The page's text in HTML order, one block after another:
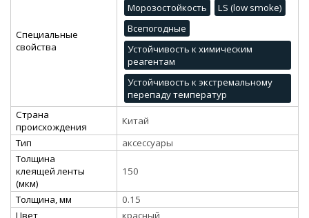
Специальные
свойства
Морозостойкость
LS (low smoke)
Всепогодные
Устойчивость к химическим
реагентам
Устойчивость к экстремальному
перепаду температур
Страна
происхождения
Китай
Тип
аксессуары
Толщина
клеящей ленты
(мкм)
150
Толщина, мм
0.15
Цвет
красный